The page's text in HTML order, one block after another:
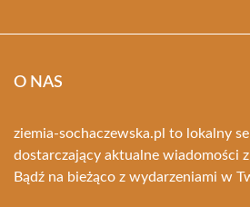
O NAS
ziemia-sochaczewska.pl to lokalny
dostarczający aktualne wiadomości
Bądź na bieżąco z wydarzeniami w